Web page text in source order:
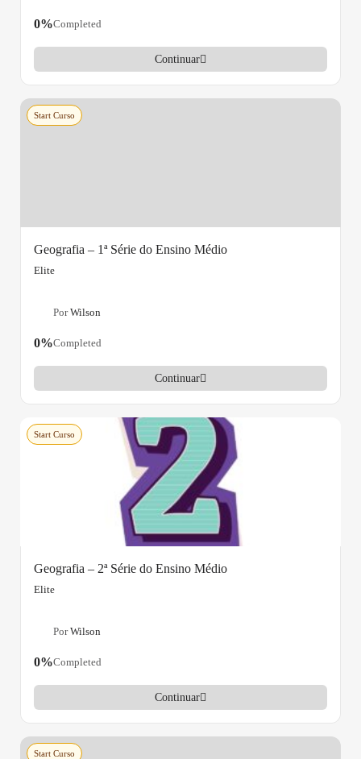
0%Completed
Continuar
Start Curso
Geografia – 1ª Série do Ensino Médio
Elite
PorWilson
0%Completed
Continuar
Start Curso
Geografia – 2ª Série do Ensino Médio
Elite
PorWilson
0%Completed
Continuar
Start Curso